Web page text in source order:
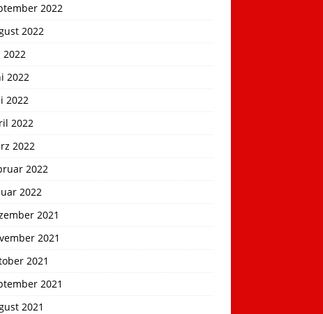
2022
2022
2022
2022
2022
2022
2022
2022
2022
2021
2021
2021
2021
2021